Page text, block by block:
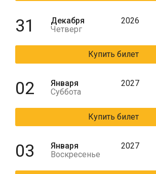
31
Декабря
Четверг
2026
Купить билет
02
Января
Суббота
2027
Купить билет
03
Января
Воскресенье
2027